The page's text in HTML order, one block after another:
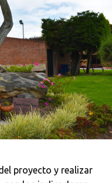
proyecto y realizar